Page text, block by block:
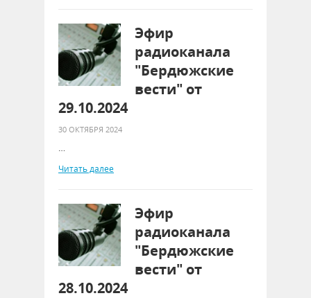
Эфир
радиоканала
"Бердюжские
вести" от
29.10.2024
30 ОКТЯБРЯ 2024
…
Читать далее
Эфир
радиоканала
"Бердюжские
вести" от
28.10.2024